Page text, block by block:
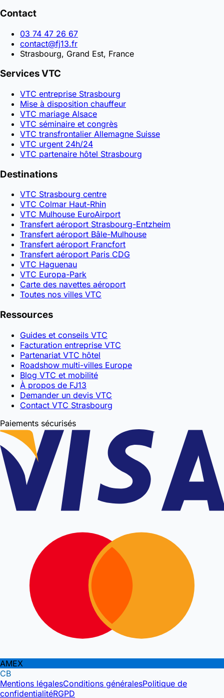
Contact
03 74 47 26 67
contact@fj13.fr
Strasbourg, Grand Est, France
Services VTC
VTC entreprise Strasbourg
Mise à disposition chauffeur
VTC mariage Alsace
VTC séminaire et congrès
VTC transfrontalier Allemagne Suisse
VTC urgent 24h/24
VTC partenaire hôtel Strasbourg
Destinations
VTC Strasbourg centre
VTC Colmar Haut-Rhin
VTC Mulhouse EuroAirport
Transfert aéroport Strasbourg-Entzheim
Transfert aéroport Bâle-Mulhouse
Transfert aéroport Francfort
Transfert aéroport Paris CDG
VTC Haguenau
VTC Europa-Park
Carte des navettes aéroport
Toutes nos villes VTC
Ressources
Guides et conseils VTC
Facturation entreprise VTC
Partenariat VTC hôtel
Roadshow multi-villes Europe
Blog VTC et mobilité
À propos de FJ13
Demander un devis VTC
Contact VTC Strasbourg
Paiements sécurisés
AMEX
CB
Mentions légalesConditions généralesPolitique de
confidentialitéRGPD